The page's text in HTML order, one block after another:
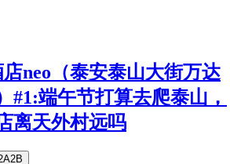
neo（泰安泰山大街万达
#1:端午节打算去爬泰山，
离天外村远吗